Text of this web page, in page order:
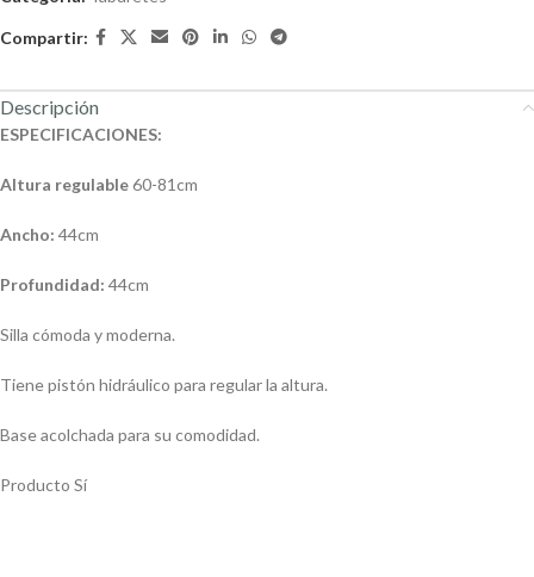
Compartir:
Descripción
ESPECIFICACIONES:
Altura regulable60-81cm
Ancho: 44cm
Profundidad: 44cm
Silla cómoda y moderna.
Tiene pistón hidráulico para regular la altura.
Base acolchada para su comodidad.
Producto Sí